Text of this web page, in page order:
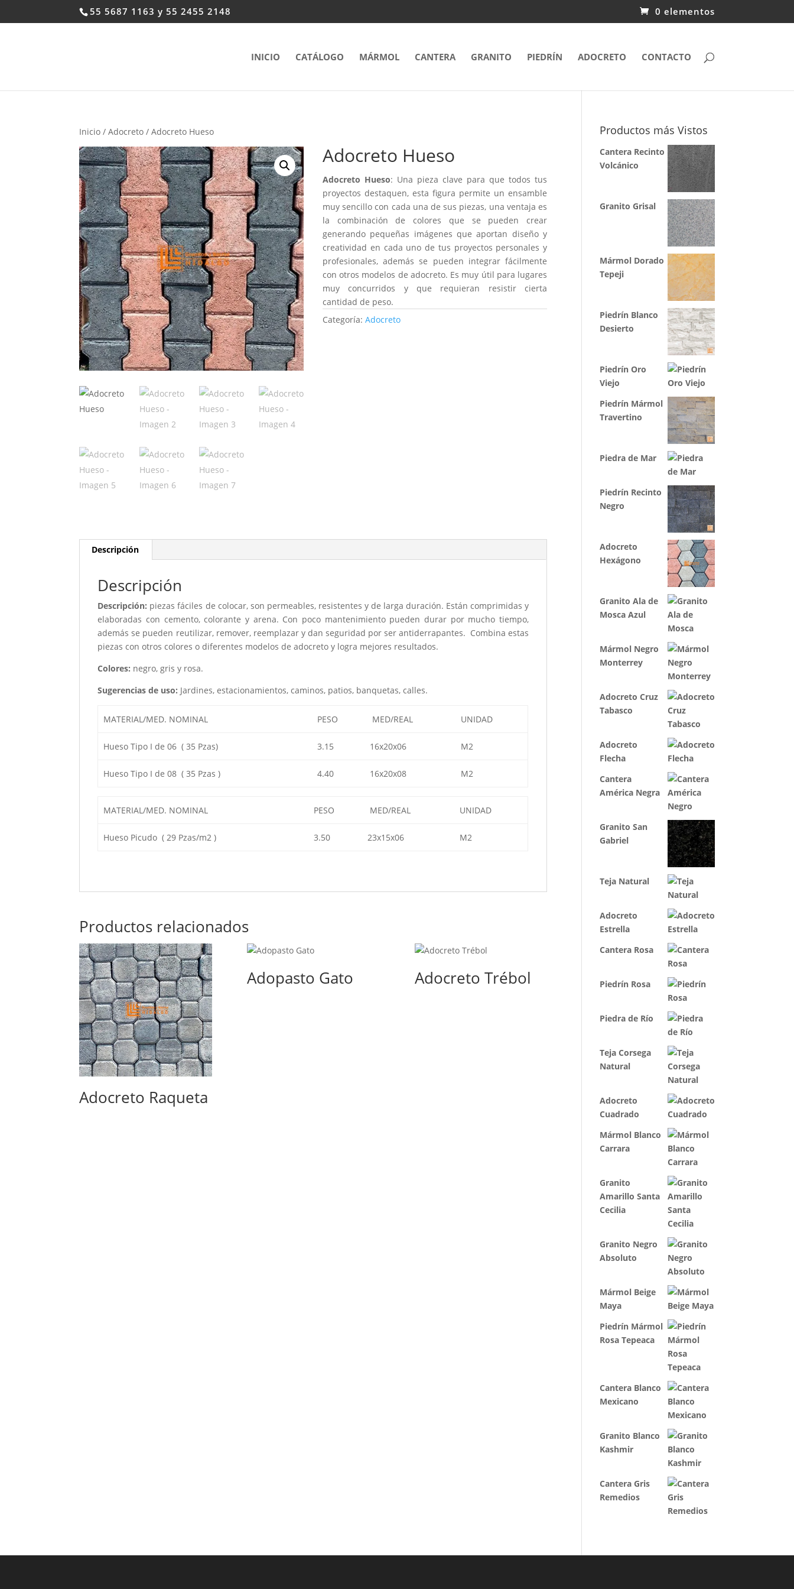
55 5687 1163 y 55 2455 2148 0 elementos
INICIO CATÁLOGO MÁRMOL CANTERA GRANITO PIEDRÍN ADOCRETO CONTACTO
Inicio /Adocreto / Adocreto Hueso
Adocreto Hueso
Adocreto Hueso: Una pieza clave para que todos tus
proyectos destaquen, esta figura permite un ensamble
muy sencillo con cada una de sus piezas, una ventaja es
la combinación de colores que se pueden crear
generando pequeñas imágenes que aportan diseño y
creatividad en cada uno de tus proyectos personales y
profesionales, además se pueden integrar fácilmente
con otros modelos de adocreto. Es muy útil para lugares
muy concurridos y que requieran resistir cierta
cantidad de peso.
Categoría:Adocreto
Descripción
Descripción
Descripción: piezas fáciles de colocar, son permeables, resistentes y de larga duración. Están comprimidas y
elaboradas con cemento, colorante y arena. Con poco mantenimiento pueden durar por mucho tiempo,
además se pueden reutilizar, remover, reemplazar y dan seguridad por ser antiderrapantes. Combina estas
piezas con otros colores o diferentes modelos de adocreto y logra mejores resultados.
Colores: negro, gris y rosa.
Sugerencias de uso: Jardines, estacionamientos, caminos, patios, banquetas, calles.
MATERIAL/MED. NOMINAL PESO MED/REAL UNIDAD
Hueso Tipo I de 06 ( 35 Pzas) 3.15 16x20x06 M2
Hueso Tipo I de 08 ( 35 Pzas ) 4.40 16x20x08 M2
MATERIAL/MED. NOMINAL PESO MED/REAL UNIDAD
Hueso Picudo ( 29 Pzas/m2 ) 3.50 23x15x06 M2
Productos relacionados
Adocreto Raqueta
Adopasto Gato Adocreto Trébol
Productos más Vistos
Cantera Recinto
Volcánico
Granito Grisal
Mármol Dorado
Tepeji
Piedrín Blanco
Desierto
Piedrín Oro
Viejo
Piedrín Mármol
Travertino
Piedra de Mar
Piedrín Recinto
Negro
Adocreto
Hexágono
Granito Ala de
Mosca Azul
Mármol Negro
Monterrey
Adocreto Cruz
Tabasco
Adocreto
Flecha
Cantera
América Negra
Granito San
Gabriel
Teja Natural
Adocreto
Estrella
Cantera Rosa
Piedrín Rosa
Piedra de Río
Teja Corsega
Natural
Adocreto
Cuadrado
Mármol Blanco
Carrara
Granito
Amarillo Santa
Cecilia
Granito Negro
Absoluto
Mármol Beige
Maya
Piedrín Mármol
Rosa Tepeaca
Cantera Blanco
Mexicano
Granito Blanco
Kashmir
Cantera Gris
Remedios